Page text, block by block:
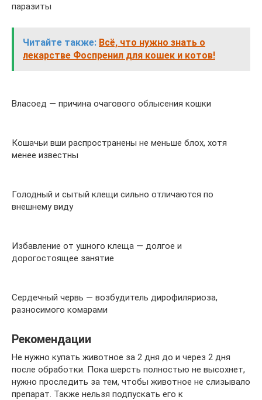
паразиты
Читайте также: Всё, что нужно знать о
лекарстве Фоспренил для кошек и котов!
Власоед — причина очагового облысения кошки
Кошачьи вши распространены не меньше блох, хотя
менее известны
Голодный и сытый клещи сильно отличаются по
внешнему виду
Избавление от ушного клеща — долгое и
дорогостоящее занятие
Сердечный червь — возбудитель дирофиляриоза,
разносимого комарами
Рекомендации
Не нужно купать животное за 2 дня до и через 2 дня
после обработки. Пока шерсть полностью не высохнет,
нужно проследить за тем, чтобы животное не слизывало
препарат. Также нельзя подпускать его к